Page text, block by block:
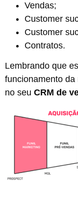
Vendas;
Customer
Customer
Contratos.
Lembrando que
funcionamento
no seu CRM de